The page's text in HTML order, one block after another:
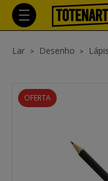
Lar Desenho
OFERTA